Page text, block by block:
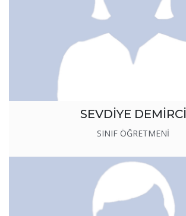
SEVDİYE DEMİRCİ
SINIF ÖĞRETMENİ